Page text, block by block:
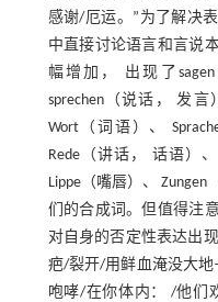
感谢/厄运。”为了解决
中直接讨论语言和言说
幅增加， 出现了
sprechen（说话， 发
Wort（词语）、
Rede（讲话， 话语）
Lippe（嘴唇）、
们的合成词。但值得注
对自身的否定性表达出
疤/裂开/用鲜血淹没大
咆哮/在你体内： /他们